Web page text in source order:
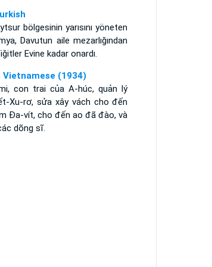
bölgesinin yarısını yöneten
Davutun aile mezarlığından
Evine kadar onardı.
Vietnamese (1934)
con trai của A-húc, quản lý
Xu-rơ, sửa xây vách cho đến
Ða-vít, cho đến ao đã đào, và
dõng sĩ.